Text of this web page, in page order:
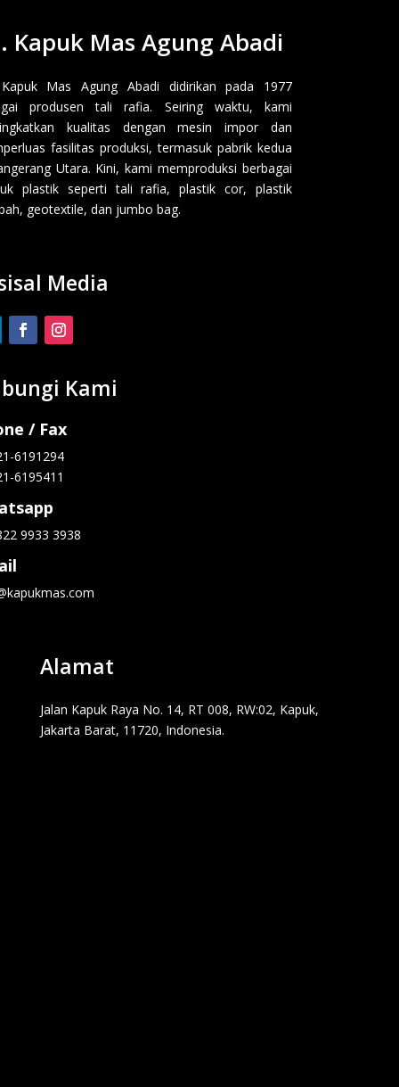
Kapuk Mas Agung Abadi
Mas Agung Abadi didirikan pada 1977
produsen tali rafia. Seiring waktu, kami
kualitas dengan mesin impor dan
fasilitas produksi, termasuk pabrik kedua
Utara. Kini, kami memproduksi berbagai
plastik seperti tali rafia, plastik cor, plastik
geotextile, dan jumbo bag.
Media
Kami
/ Fax
6191294
6195411
9933 3938
Alamat
Jalan Kapuk Raya No. 14, RT 008, RW:02, Kapuk,
Jakarta Barat, 11720, Indonesia.